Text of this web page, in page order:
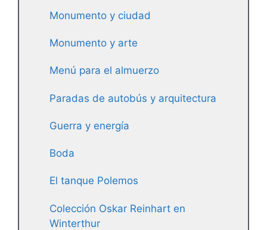
Monumento y ciudad
Monumento y arte
Menú para el almuerzo
Paradas de autobús y arquitectura
Guerra y energía
Boda
El tanque Polemos
Colección Oskar Reinhart en
Winterthur